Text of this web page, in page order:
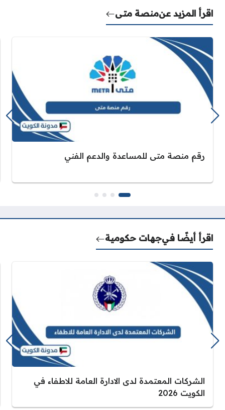
اقرأ المزيد عنمنصة متى
رقم منصة متى للمساعدة والدعم الفني
اقرأ أيضًا فيجهات حكومية
الشركات المعتمدة لدى الادارة العامة للاطفاء في
الكويت 2026